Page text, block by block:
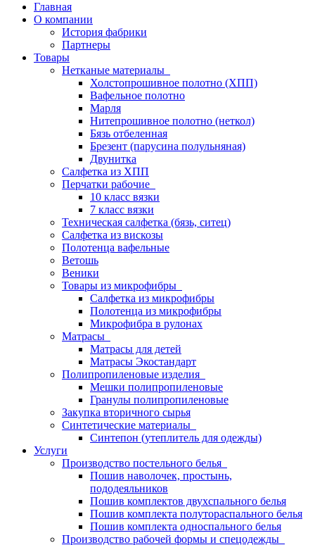
Главная
О компании
История фабрики
Партнеры
Товары
Нетканые материалы
Холстопрошивное полотно (ХПП)
Вафельное полотно
Марля
Нитепрошивное полотно (неткол)
Бязь отбеленная
Брезент (парусина полульняная)
Двунитка
Салфетка из ХПП
Перчатки рабочие
10 класс вязки
7 класс вязки
Техническая салфетка (бязь, ситец)
Салфетка из вискозы
Полотенца вафельные
Ветошь
Веники
Товары из микрофибры
Салфетка из микрофибры
Полотенца из микрофибры
Микрофибра в рулонах
Матрасы
Матрасы для детей
Матрасы Экостандарт
Полипропиленовые изделия
Мешки полипропиленовые
Гранулы полипропиленовые
Закупка вторичного сырья
Синтетические материалы
Синтепон (утеплитель для одежды)
Услуги
Производство постельного белья
Пошив наволочек, простынь,
пододеяльников
Пошив комплектов двухспального белья
Пошив комплекта полутораспального белья
Пошив комплекта односпального белья
Производство рабочей формы и спецодежды